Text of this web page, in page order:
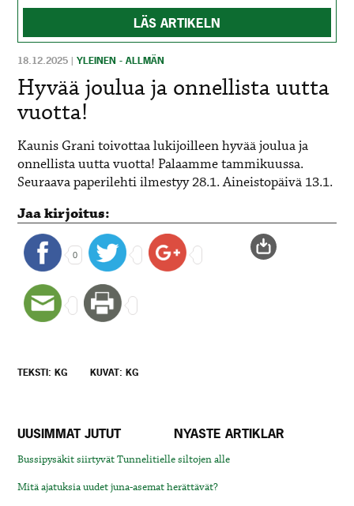
LÄS ARTIKELN
18.12.2025 |YLEINEN - ALLMÄN
Hyvää joulua ja onnellista uutta
vuotta!
Kaunis Grani toivottaa lukijoilleen hyvää joulua ja
onnellista uutta vuotta! Palaamme tammikuussa.
Seuraava paperilehti ilmestyy 28.1. Aineistopäivä 13.1.
Jaa kirjoitus:
0
TEKSTI: KG KUVAT: KG
UUSIMMAT JUTUT NYASTE ARTIKLAR
Bussipysäkit siirtyvät Tunnelitielle siltojen alle
Mitä ajatuksia uudet juna-asemat herättävät?